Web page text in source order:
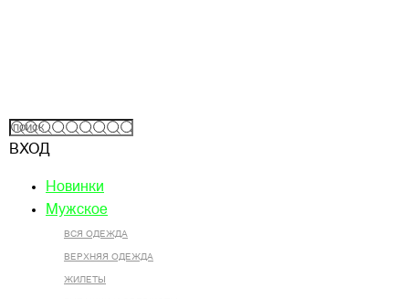
ВХОД
Новинки
Мужское
ВСЯ ОДЕЖДА
ВЕРХНЯЯ ОДЕЖДА
ЖИЛЕТЫ